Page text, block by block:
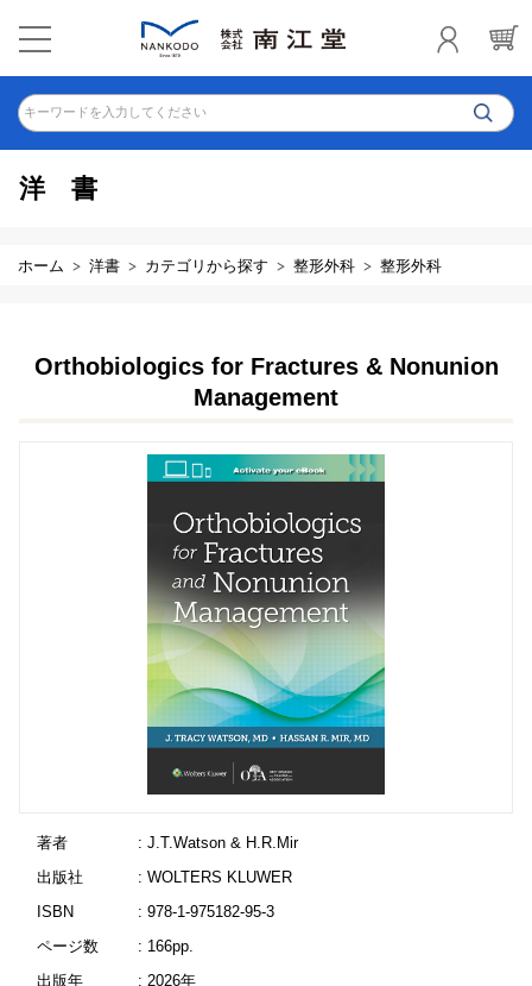
キーワードを入力してください
洋書
ホーム 洋書 カテゴリから探す 整形外科 整形外科
Orthobiologics for Fractures & Nonunion
Management
著者
: J.T.Watson & H.R.Mir
出版社
: WOLTERS KLUWER
ISBN
: 978-1-975182-95-3
ページ数
: 166pp.
出版年
: 2026年